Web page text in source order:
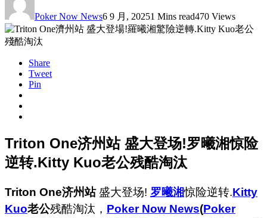
Poker Now News6 9 月, 20251 Mins read470 Views
Share
Tweet
Pin
Triton One济州站 盛大登场!罗曦湘惊险
逆转.Kitty Kuo老公残酷淘汰
Triton One济州站盛大登场! 罗曦湘惊险逆转.Kitty
Kuo老公残酷淘汰， Poker Now News(Poker